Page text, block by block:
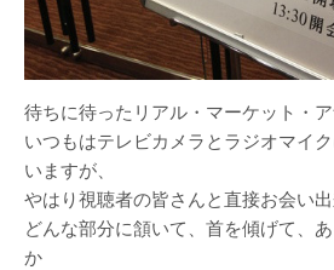
待ちに待ったリアル・マーケット・ア
いつもはテレビカメラとラジオマイ
いますが、
やはり視聴者の皆さんと直接お会い出
どんな部分に頷いて、首を傾げて、
か